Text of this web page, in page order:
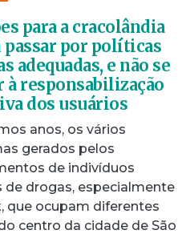
para a cracolândia
passar por políticas
adequadas, e não se
responsabilização
dos usuários
anos, os vários
gerados pelos
de indivíduos
de drogas, especialmente
que ocupam diferentes
centro da cidade de São